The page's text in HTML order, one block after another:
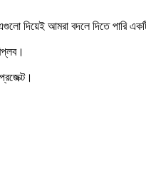
দিয়েই আমরা বদলে দিতে পারি